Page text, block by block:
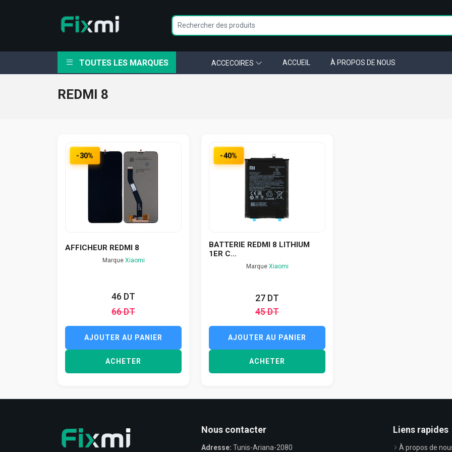
TOUTES LES MARQUES ACCECOIRES ACCUEIL À PROPOS DE NOUS
REDMI 8
-30%
AFFICHEUR REDMI 8
Marque Xiaomi
46 DT
66 DT
AJOUTER AU PANIER
ACHETER
-40%
BATTERIE REDMI 8 LITHIUM
1ER C...
Marque Xiaomi
27 DT
45 DT
AJOUTER AU PANIER
ACHETER
Nous contacter
Adresse: Tunis-Ariana-2080
Liens rapides
À propos de